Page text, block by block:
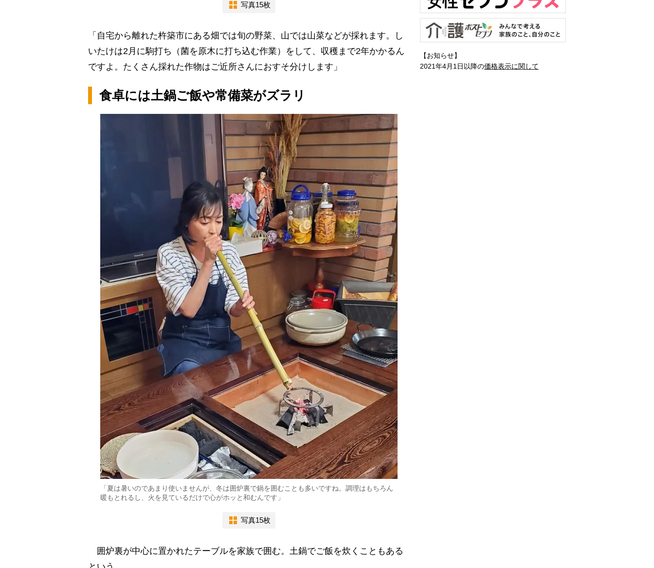
写真15枚
「自宅から離れた杵築市にある畑では旬の野菜、山では山菜などが採れます。し
いたけは2月に駒打ち（菌を原木に打ち込む作業）をして、収穫まで2年かかるん
ですよ。たくさん採れた作物はご近所さんにおすそ分けします」
食卓には土鍋ご飯や常備菜がズラリ
「夏は暑いのであまり使いませんが、冬は囲炉裏で鍋を囲むことも多いですね。調理はもちろん
暖もとれるし、火を見ているだけで心がホッと和むんです」
写真15枚
囲炉裏が中心に置かれたテーブルを家族で囲む。土鍋でご飯を炊くこともある
【お知らせ】
2021年4月1日以降の価格表示に関して